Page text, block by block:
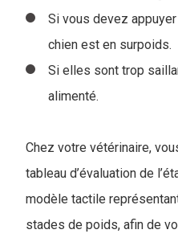
Si vous devez
chien est en surpoids.
Si elles sont trop
alimenté.
Chez votre vétérinaire,
tableau d’évaluation de
modèle tactile
stades de poids, afin de